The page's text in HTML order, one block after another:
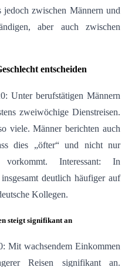
jedoch zwischen Männern und
aber auch zwischen
entscheiden
Unter berufstätigen Männern
zweiwöchige Dienstreisen.
viele. Männer berichten auch
dies „öfter“ und nicht nur
Interessant: In
deutlich häufiger auf
Kollegen.
steigt signifikant an
Mit wachsendem Einkommen
Reisen signifikant an.